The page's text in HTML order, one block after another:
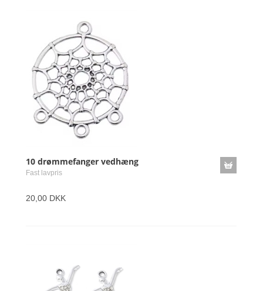
10 drømmefanger vedhæng
Fast lavpris
20,00 DKK